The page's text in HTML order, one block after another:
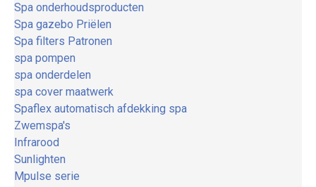
Spa onderhoudsproducten
Spa gazebo Priëlen
Spa filters Patronen
spa pompen
spa onderdelen
spa cover maatwerk
Spaflex automatisch afdekking spa
Zwemspa's
Infrarood
Sunlighten
Mpulse serie